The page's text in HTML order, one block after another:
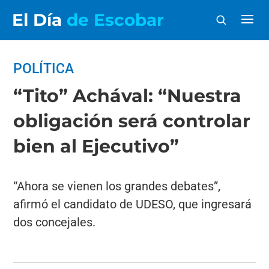
El Día de Escobar
POLÍTICA
“Tito” Achával: “Nuestra
obligación será controlar
bien al Ejecutivo”
“Ahora se vienen los grandes debates”,
afirmó el candidato de UDESO, que ingresará
dos concejales.